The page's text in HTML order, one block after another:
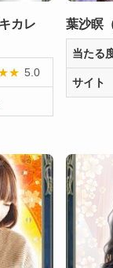
カレ
★ 5.0
葉沙瞑
当たる
サイト